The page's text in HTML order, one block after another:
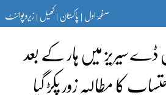
صفحۂ اول|پاکستان|کھیل|زیرو پوائنٹ
سیریز میں ہار کے بعد
کا مطالبہ زور پکڑ گیا